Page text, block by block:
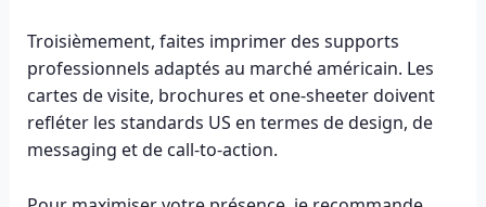
Troisièmement, faites imprimer des supports
professionnels adaptés au marché américain. Les
cartes de visite, brochures et one-sheeter doivent
refléter les standards US en termes de design, de
messaging et de call-to-action.